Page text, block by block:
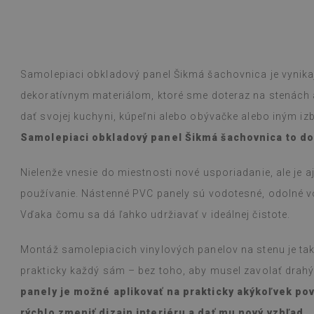
Samolepiaci obkladový panel Šikmá šachovnica je
dekoratívnym materiálom, ktoré sme doteraz na
dať svojej kuchyni, kúpeľni alebo obývačke alebo iným
Samolepiaci obkladový panel Šikmá šachovnica to
Nielenže vnesie do miestnosti nové usporiadanie, ale je
používanie. Nástenné PVC panely sú vodotesné, odolné
Vďaka čomu sa dá ľahko udržiavať v ideálnej čistote.
Montáž samolepiacich vinylových panelov na stenu je
prakticky každý sám – bez toho, aby musel zavolať
panely je možné aplikovať na prakticky akýkoľvek
bolo
jednoduchá,
efekt je
ohromený, že
prácu.
vlhkou
niečo vyleje.
(Preložené
pred 1